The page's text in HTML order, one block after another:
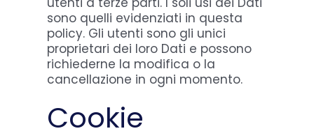
sono quelli evidenziati in questa
policy. Gli utenti sono gli unici
proprietari dei loro Dati e possono
richiederne la modifica o la
cancellazione in ogni momento.
Cookie